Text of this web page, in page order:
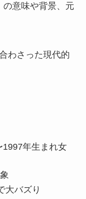
の意味や背景、元
わさった現代的
年生まれ女
大バズり